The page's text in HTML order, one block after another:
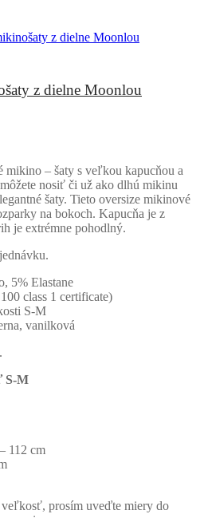
z dielne Moonlou
mikino – šaty s veľkou kapucňou a
nosiť či už ako dlhú mikinu
šaty. Tieto oversize mikinové
na bokoch. Kapucňa je z
je extrémne pohodlný.
5% Elastane
class 1 certificate)
S-M
vanilková
S-M
112 cm
prosím uveďte miery do